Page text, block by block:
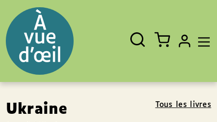
Fermer
Rechercher
un
livre,
un
auteur,
un
EAN
Ukraine Tous les livres